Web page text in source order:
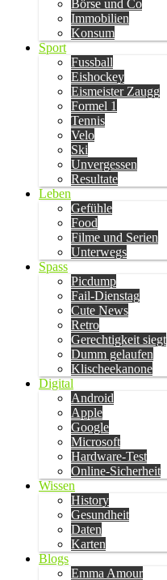
Börse und Co
Immobilien
Konsum
Sport
Fussball
Eishockey
Eismeister Zaugg
Formel 1
Tennis
Velo
Ski
Unvergessen
Resultate
Leben
Gefühle
Food
Filme und Serien
Unterwegs
Spass
Picdump
Fail-Dienstag
Cute News
Retro
Gerechtigkeit siegt
Dumm gelaufen
Klischeekanone
Digital
Android
Apple
Google
Microsoft
Hardware-Test
Online-Sicherheit
Wissen
History
Gesundheit
Daten
Karten
Blogs
Emma Amour